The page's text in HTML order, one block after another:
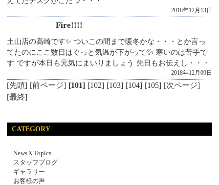
2018年12月13日
Fire!!!!
土山店の高崎です✨ ついこの間まで暖冬かな・・・とか言っ
てたのにここ数日はぐっと気温が下がって💦 寒いのは苦手で
す ですが本日も元気にまいりましょう 先日もお伝えし・・・
2018年12月09日
[先頭] [前ページ] [101] [102] [103] [104] [105] [次ページ]
[最終]
CATEGORY
News＆Topics
スタッフブログ
ギャラリー
お客様の声